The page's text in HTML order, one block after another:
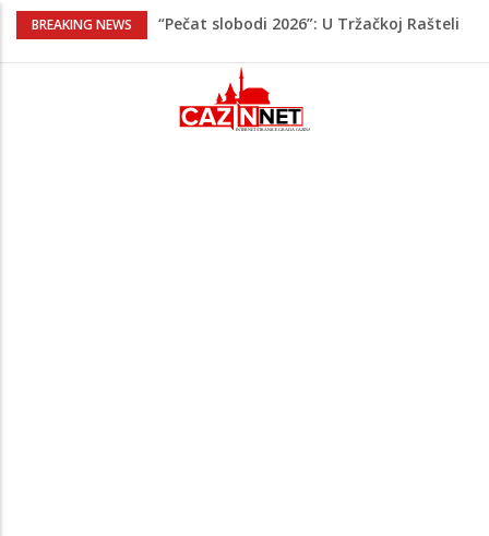
BREAKING NEWS
“Pečat slobodi 2026”: U Tržačkoj Rašteli
Unsko-sanskog kantona
Porodica iz Krajine u centru afere,
gradonačelnik Kelna pokrenuo istragu